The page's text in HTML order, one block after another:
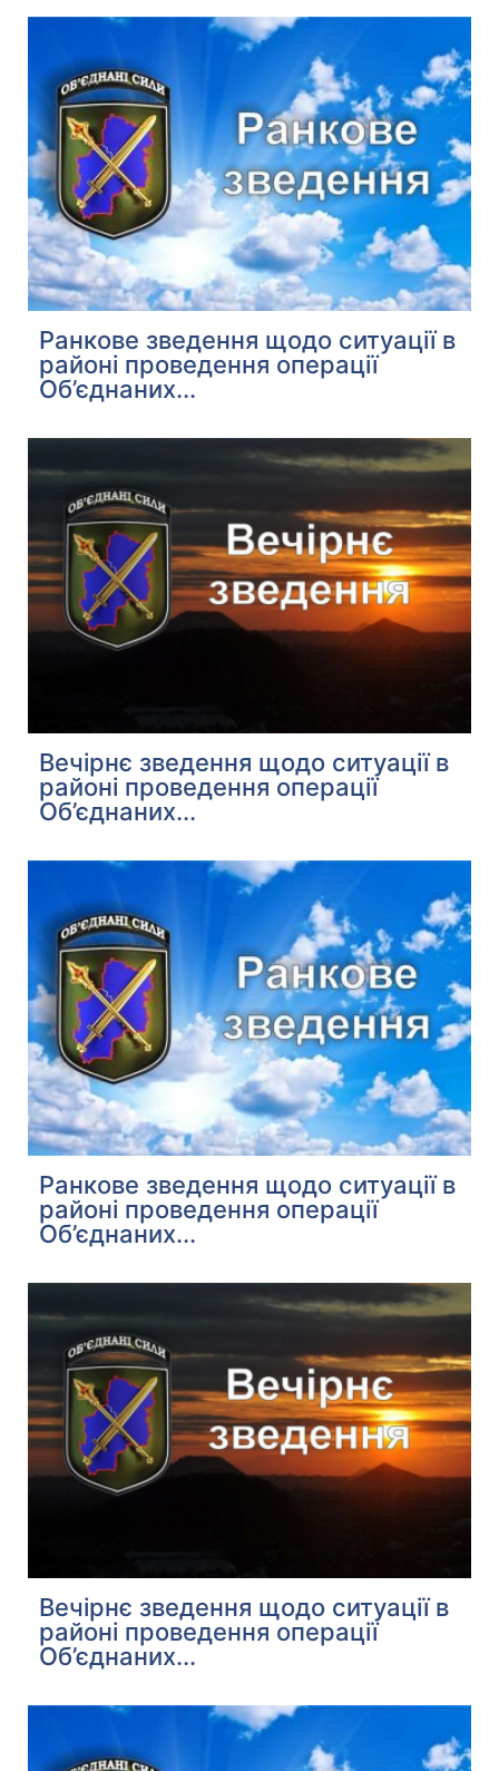
Ранкове зведення щодо ситуації в
районі проведення операції
Об’єднаних...
Вечірнє зведення щодо ситуації в
районі проведення операції
Об’єднаних...
Ранкове зведення щодо ситуації в
районі проведення операції
Об’єднаних...
Вечірнє зведення щодо ситуації в
районі проведення операції
Об’єднаних...